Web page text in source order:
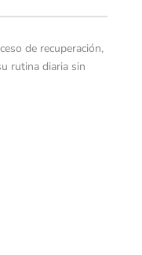
de recuperación,
rutina diaria sin